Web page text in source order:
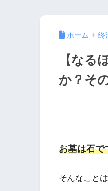
ホーム 終
【なる
か？そ
お墓は石で
そんなこと